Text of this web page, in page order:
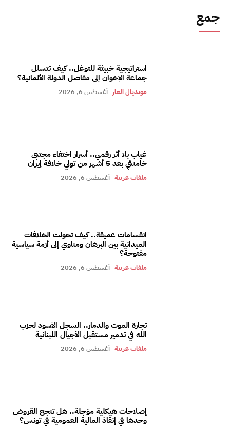
جمع
استراتيجية خبيثة للتوغل.. كيف تتسلل
جماعة الإخوان إلى مفاصل الدولة الألمانية؟
مونديال العار أغسطس 6, 2026
غياب بلا أثر رقمي.. أسرار اختفاء مجتبى
خامنئي بعد 5 أشهر من تولي خلافة إيران
ملفات عربية أغسطس 6, 2026
انقسامات عميقة.. كيف تحولت الخلافات
الميدانية بين البرهان ومناوي إلى أزمة سياسية
مفتوحة؟
ملفات عربية أغسطس 6, 2026
تجارة الموت والدمار.. السجل الأسود لحزب
الله في تدمير مستقبل الأجيال اللبنانية
ملفات عربية أغسطس 6, 2026
إصلاحات هيكلية مؤجلة.. هل تنجح القروض
وحدها في إنقاذ المالية العمومية في تونس؟